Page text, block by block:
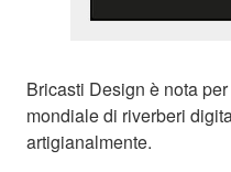
Bricasti Design è nota
mondiale di riverberi
artigianalmente.